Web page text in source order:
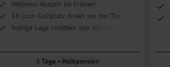
Wellness-Auszeit im Grünen
18-Loch-Golfplatz direkt vor der Tür
Ruhige Lage inmitten von Wäldern, Seen
3 Tage • Halbpension